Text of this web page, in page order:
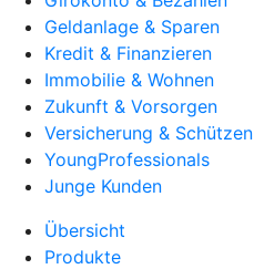
Geldanlage & Sparen
Kredit & Finanzieren
Immobilie & Wohnen
Zukunft & Vorsorgen
Versicherung & Schützen
YoungProfessionals
Junge Kunden
Übersicht
Produkte